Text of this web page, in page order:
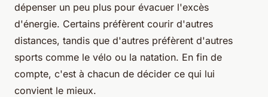
dépenser un peu plus pour évacuer l'excès
d'énergie. Certains préfèrent courir d'autres
distances, tandis que d'autres préfèrent d'autres
sports comme le vélo ou la natation. En fin de
compte, c'est à chacun de décider ce qui lui
convient le mieux.